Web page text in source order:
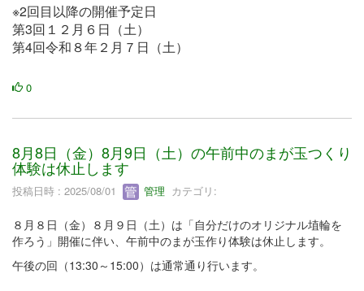
※2回目以降の開催予定日
第3回１２月６日（土）
第4回令和８年２月７日（土）
0
8月8日（金）8月9日（土）の午前中のまが玉つくり
体験は休止します
投稿日時 : 2025/08/01 管理 カテゴリ:
８月８日（金）８月９日（土）は「自分だけのオリジナル埴輪を
作ろう」開催に伴い、午前中のまが玉作り体験は休止します。
午後の回（13:30～15:00）は通常通り行います。